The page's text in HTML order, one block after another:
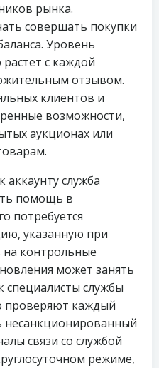
рынка.
совершать покупки
Уровень
с каждой
отзывом.
клиентов и
возможности,
аукционах или
аккаунту служба
помощь в
потребуется
указанную при
на контрольные
может занять
специалисты службы
проверяют каждый
несанкционированный
связи со службой
режиме,